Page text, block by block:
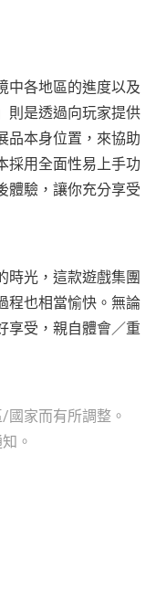
中各地區的進度以及
則是透過向玩家提供
品本身位置，來協助
採用全面性易上手功
體驗，讓你充分享受
時光，這款遊戲集團
程也相當愉快。無論
享受，親自體會／重
國家而有所調整。
。